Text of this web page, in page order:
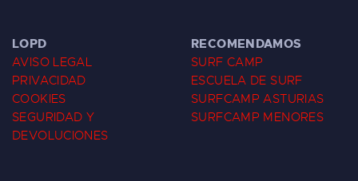
LOPD
AVISO LEGAL
PRIVACIDAD
COOKIES
SEGURIDAD Y
DEVOLUCIONES
RECOMENDAMOS
SURF CAMP
ESCUELA DE SURF
SURFCAMP ASTURIAS
SURFCAMP MENORES